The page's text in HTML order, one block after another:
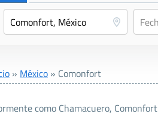
» México » Comonfort
como Chamacuero,